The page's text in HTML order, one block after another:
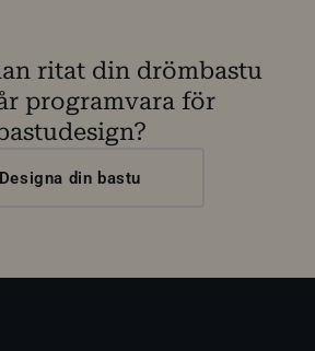
ritat din drömbastu
programvara för
Designa din bastu